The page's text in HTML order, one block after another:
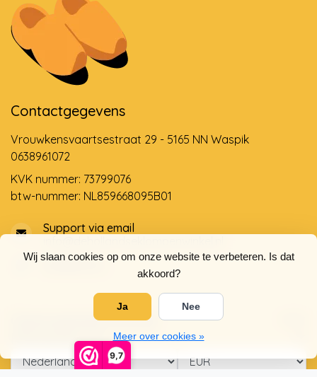
9,7
Wij slaan cookies op om onze website te verbeteren. Is dat
akkoord?
Ja Nee
Meer over cookies »
Contactgegevens
Vrouwkensvaartsestraat 29 - 5165 NN Waspik
0638961072
KVK nummer: 73799076
btw-nummer: NL859668095B01
Support via email
OpeningstijdenSocials
Klantenservice